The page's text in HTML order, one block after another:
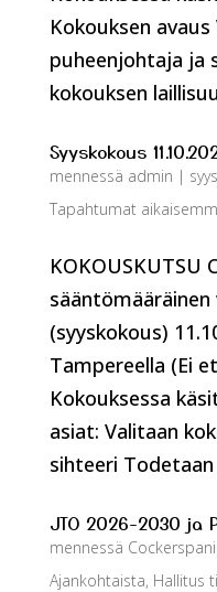
Kokouksen
puheenjohtaja ja
kokouksen
Syyskokous
mennessä admin |
Tapahtumat
KOKOUSKUTSU
sääntömääräinen
(syyskokous)
Tampereella (Ei
Kokouksessa
asiat: Valitaan
sihteeri Todetaan
JTO 2026-2030 ja
mennessä
Ajankohtaista, Hallitus